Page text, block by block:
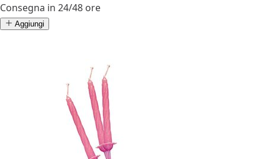
Consegna in 24/48 ore
Aggiungi